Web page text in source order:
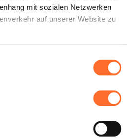
mit sozialen Netzwerken
auf unserer Website zu
konfigurieren. Davon
die für die Funktion der
sind. Eine Beschreibung der
sie oben unter „Details“.
die Navigation auf der Website
(z. B. Abspielen von Videos,
Anordnung und
Texte Bemaßung
entspricht den Erfordernissen
ist überwiegend korrekt